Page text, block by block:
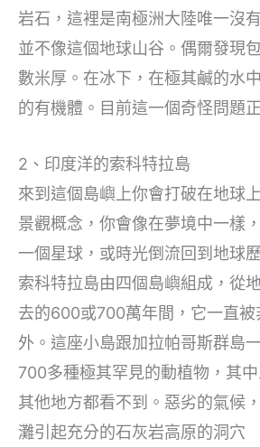
岩石，這裡是南極洲大陸唯一沒
並不像這個地球山谷。偶爾發現
數米厚。在冰下，在極其鹹的水
的有機體。目前這一個奇怪問題
2、印度洋的索科特拉島
來到這個島嶼上你會打破在地球
景觀概念，你會像在夢境中一樣
一個星球，或時光倒流回到地球
索科特拉島由四個島嶼組成，從
去的600或700萬年間，它一直被
外。這座小島跟加拉帕哥斯群島
700多種極其罕見的動植物，其
其他地方都看不到。惡劣的氣候
灘引起充分的石灰岩高原的洞穴